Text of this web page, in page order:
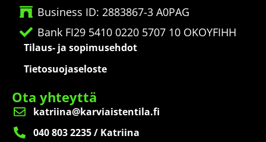
Business ID: 2883867-3 A0PAG
Bank FI29 5410 0220 5707 10 OKOYFIHH
Tilaus- ja sopimusehdot
Tietosuojaseloste
Ota yhteyttä
katriina@karviaistentila.fi
040 803 2235 / Katriina